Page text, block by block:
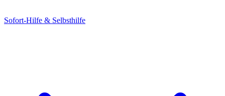
Sofort-Hilfe & Selbsthilfe